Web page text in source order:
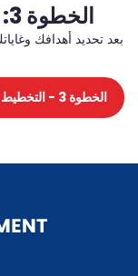
الخطوة 3: فكر في كيفية تحقيق الأهداف
بعد تحديد أهدافك
الخطوة 3 - التخطيط